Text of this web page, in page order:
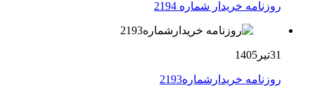
روزنامه خریدار شماره 2194
31تیر1405
روزنامه خریدارشماره2193